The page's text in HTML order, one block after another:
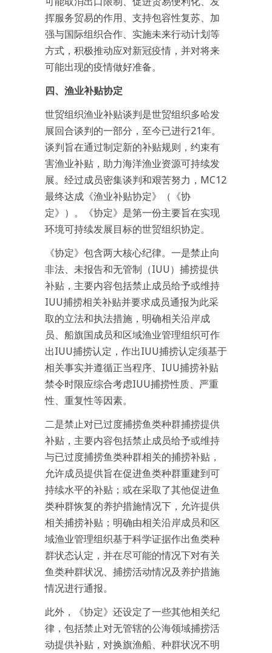
挥服务贸易的作用、支持包容性复苏、加
强与国际组织合作、实施未来行动计划等
方式，积极推动应对新冠疫情，并对将来
可能出现的疫情做好准备。
四、渔业补贴协定
世贸组织渔业补贴谈判是世贸组织多哈发
展回合谈判的一部分，至今已进行21年。
谈判旨在通过制定新的补贴规则，约束有
害渔业补贴，助力海洋渔业资源可持续发
展。经过成员密集谈判和艰苦努力，MC12
最终达成《渔业补贴协定》（《协
定》）。《协定》是第一份主要旨在实现
环境可持续发展目标的世贸组织协定。
《协定》包含两大核心纪律。一是禁止向
非法、未报告和无管制（IUU）捕捞提供
补贴，主要内容包括禁止成员给予或维持
IUU捕捞相关补贴并要求成员通报为此采
取的立法和执法措施，明确相关沿岸成
员、船旗国成员和区域渔业管理组织可作
出IUU捕捞认定，作出IUU捕捞认定须基于
相关事实并遵循正当程序、IUU捕捞补贴
禁令时限应综合考虑IUU捕捞性质、严重
性、重复性等因素。
二是禁止对已过度捕捞鱼类种群捕捞提供
补贴，主要内容包括禁止成员给予或维持
与已过度捕捞鱼类种群相关的捕捞补贴，
允许成员提供旨在促进鱼类种群重建到可
持续水平的补贴；或在采取了其他促进鱼
类种群恢复的养护措施情况下，允许提供
相关捕捞补贴；明确由相关沿岸成员和区
域渔业管理组织基于科学证据作出鱼类种
群状态认定，并在尽可能的情况下对有关
鱼类种群状况、捕捞活动情况及养护措施
情况进行通报。
此外，《协定》还设定了一些其他相关纪
律，包括禁止对无管辖的公海领域捕捞活
动提供补贴，对换旗渔船、种群状况不明